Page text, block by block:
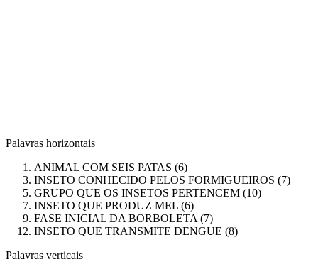
Palavras horizontais
ANIMAL COM SEIS PATAS (6)
INSETO CONHECIDO PELOS FORMIGUEIROS (7)
GRUPO QUE OS INSETOS PERTENCEM (10)
INSETO QUE PRODUZ MEL (6)
FASE INICIAL DA BORBOLETA (7)
INSETO QUE TRANSMITE DENGUE (8)
Palavras verticais